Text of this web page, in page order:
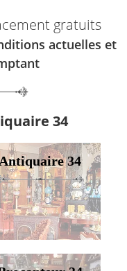
gratuits
actuelles et
34
34